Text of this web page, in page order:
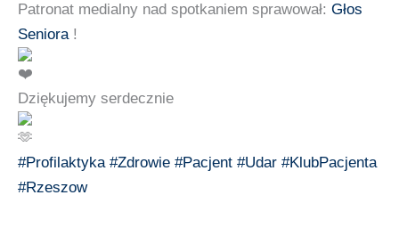
Patronat medialny nad spotkaniem sprawował: Głos
Seniora!
Dziękujemy serdecznie
#Profilaktyka #Zdrowie #Pacjent #Udar #KlubPacjenta
#Rzeszow